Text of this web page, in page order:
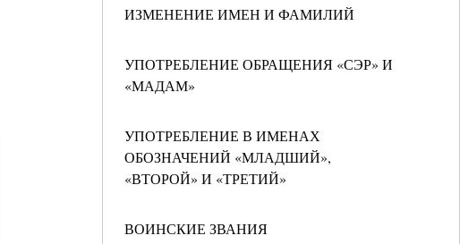
ИЗМЕНЕНИЕ ИМЕН И ФАМИЛИЙ
УПОТРЕБЛЕНИЕ ОБРАЩЕНИЯ «СЭР» И
«МАДАМ»
УПОТРЕБЛЕНИЕ В ИМЕНАХ
ОБОЗНАЧЕНИЙ «МЛАДШИЙ»,
«ВТОРОЙ» И «ТРЕТИЙ»
ВОИНСКИЕ ЗВАНИЯ